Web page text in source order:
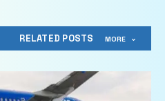
RELATED POSTS MORE